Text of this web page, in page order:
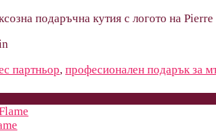
подаръчна кутия с логото на
партньор, професионален подарък за